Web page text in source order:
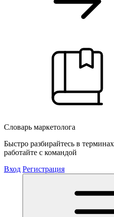
Словарь маркетолога
Быстро разбирайтесь в
работайте с командой
Вход Регистрация